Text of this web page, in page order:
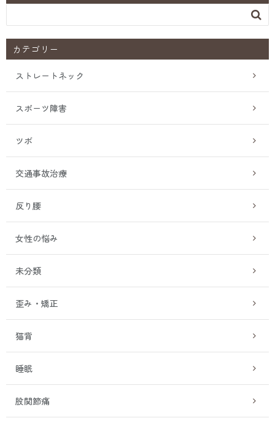

カテゴリー
ストレートネック
スポーツ障害
ツボ
交通事故治療
反り腰
女性の悩み
未分類
歪み・矯正
猫背
睡眠
股関節痛